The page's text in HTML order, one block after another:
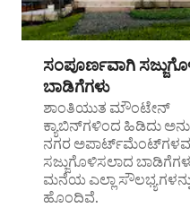
ಸಂಪೂರ್ಣವಾಗಿ
ಬಾಡಿಗೆಗಳು
ಶಾಂತಿಯುತ ಮೌಂಟೇನ್
ಕ್ಯಾಬಿನ್‌ಗಳಿಂದ ಹಿಡಿದು
ನಗರ
ಸಜ್ಜುಗೊಳಿಸಲಾದ
ಮನೆಯ ಎಲ್ಲಾ
ಹೊಂದಿವೆ.